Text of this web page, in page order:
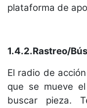
plataforma de
1.4.2.Rastreo/
El radio de
que se mueve
buscar pieza.